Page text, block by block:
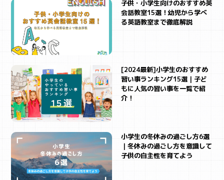
SNS
子供・小学生向けのおすすめ英
会話教室15選！幼児から学べ
る英語教室まで徹底解説
[2024最新]小学生のおすすめ
習い事ランキング15選｜子ど
もに人気の習い事を一覧で紹
介！
小学生の冬休みの過ごし方6選
｜冬休みの過ごし方を意識して
子供の自主性を育てよう